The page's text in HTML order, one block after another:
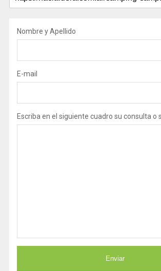
Nombre y Apellido
E-mail
Escriba en el siguiente cuadro su consulta o